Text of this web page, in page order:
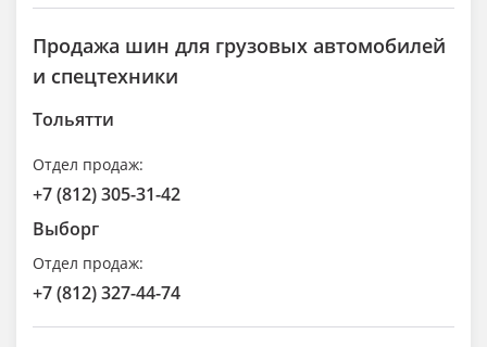
Продажа шин для грузовых автомобилей
и спецтехники
Тольятти
Отдел продаж:
+7 (812) 305-31-42
Выборг
Отдел продаж:
+7 (812) 327-44-74